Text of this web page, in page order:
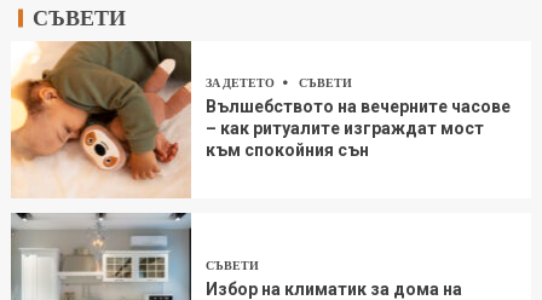
СЪВЕТИ
ЗА ДЕТЕТО СЪВЕТИ
Вълшебството на вечерните часове
– как ритуалите изграждат мост
към спокойния сън
СЪВЕТИ
Избор на климатик за дома на